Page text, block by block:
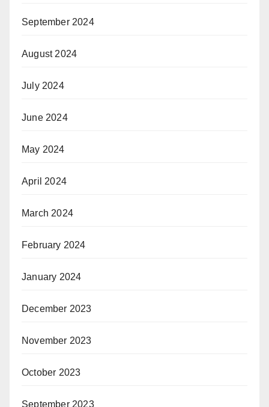
September 2024
August 2024
July 2024
June 2024
May 2024
April 2024
March 2024
February 2024
January 2024
December 2023
November 2023
October 2023
September 2023